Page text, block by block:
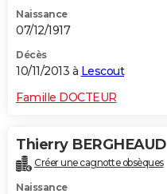
Naissance
07/12/1917
Décès
10/11/2013 à Lescout
Famille DOCTEUR
Thierry BERGHEAUD
Créer une cagnotte obsèques
Naissance